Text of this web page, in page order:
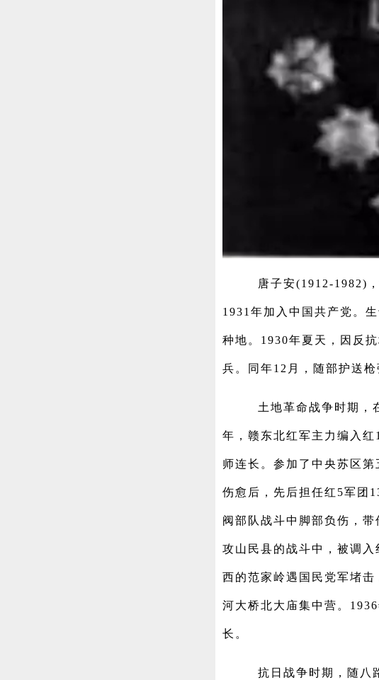
唐子安(1912-1982)
1931年加入中国共产党。
种地。1930年夏天，因反
兵。同年12月，随部护送
土地革命战争时期，
年，赣东北红军主力编入
师连长。参加了中央苏区
伤愈后，先后担任红5军团
阀部队战斗中脚部负伤，
攻山民县的战斗中，被调
西的范家岭遇国民党军堵
河大桥北大庙集中营。
长。
抗日战争时期，随八